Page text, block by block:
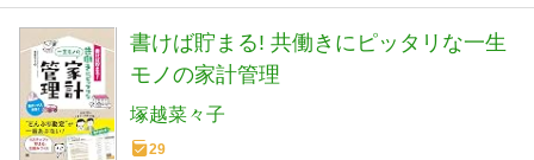
書けば貯まる! 共働きにピッタリな一生
モノの家計管理
塚越菜々子
29